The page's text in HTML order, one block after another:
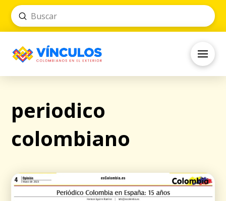
Search
Submit
periodico
colombiano